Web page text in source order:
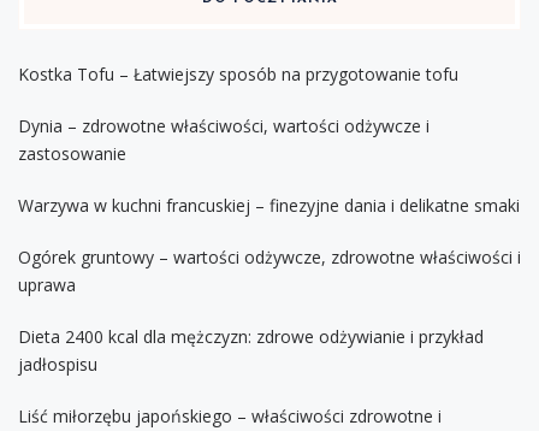
Kostka Tofu – Łatwiejszy sposób na przygotowanie tofu
Dynia – zdrowotne właściwości, wartości odżywcze i
zastosowanie
Warzywa w kuchni francuskiej – finezyjne dania i delikatne smaki
Ogórek gruntowy – wartości odżywcze, zdrowotne właściwości i
uprawa
Dieta 2400 kcal dla mężczyzn: zdrowe odżywianie i przykład
jadłospisu
Liść miłorzębu japońskiego – właściwości zdrowotne i